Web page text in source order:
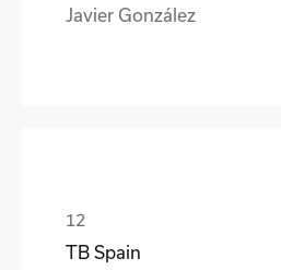
Javier González
TB Spain